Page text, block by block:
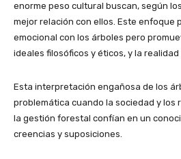
enorme peso cultural buscan, según
mejor relación con ellos. Este enfoque
emocional con los árboles pero
ideales filosóficos y éticos, y la
Esta interpretación engañosa de los
problemática cuando la sociedad y los
la gestión forestal confían en un
creencias y suposiciones.